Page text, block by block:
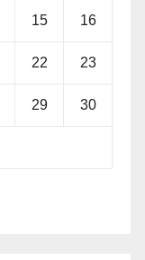
15 16
22 23
29 30